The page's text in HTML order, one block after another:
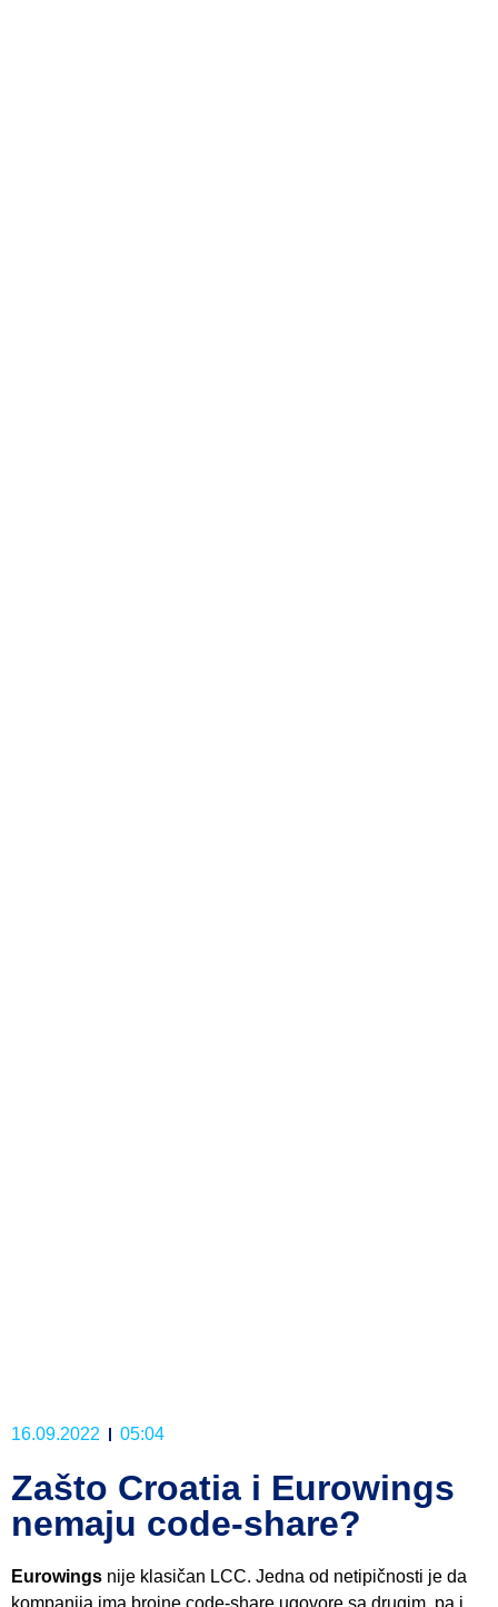
16.09.2022 05:04
Zašto Croatia i Eurowings
nemaju code-share?
Eurowings nije klasičan LCC. Jedna od netipičnosti je da
kompanija ima brojne code-share ugovore sa drugim, pa i